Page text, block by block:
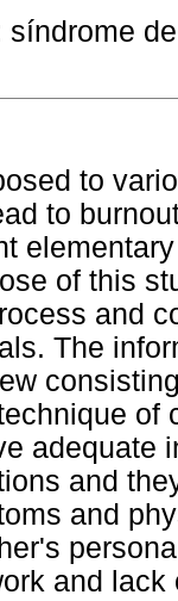
síndrome
to
to
of this
and
The
of
adequate
and
and
and